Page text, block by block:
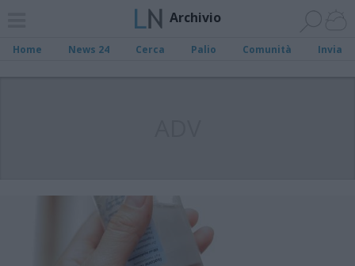
Archivio
Home News 24 Cerca Palio Comunità Invia